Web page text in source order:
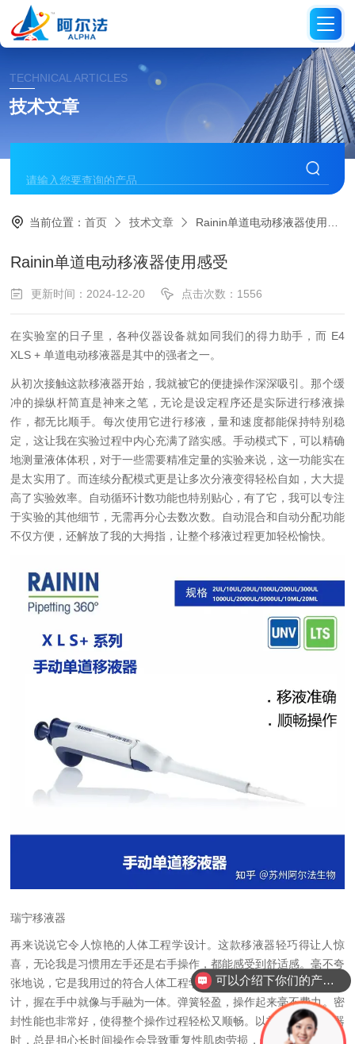
TECHNICAL ARTICLES
技术文章
当前位置：首页 技术文章 Rainin单道电动移液器使用感受
Rainin单道电动移液器使用感受
更新时间：2024-12-20 点击次数：1556
在实验室的日子里，各种仪器设备就如同我们的得力助手，而 E4
XLS + 单道电动移液器是其中的强者之一。
从初次接触这款移液器开始，我就被它的便捷操作深深吸引。那个缓
冲的操纵杆简直是神来之笔，无论是设定程序还是实际进行移液操
作，都无比顺手。每次使用它进行移液，量和速度都能保持特别稳
定，这让我在实验过程中内心充满了踏实感。手动模式下，可以精确
地测量液体体积，对于一些需要精准定量的实验来说，这一功能实在
是太实用了。而连续分配模式更是让多次分液变得轻松自如，大大提
高了实验效率。自动循环计数功能也特别贴心，有了它，我可以专注
于实验的其他细节，无需再分心去数次数。自动混合和自动分配功能
不仅方便，还解放了我的大拇指，让整个移液过程更加轻松愉快。
瑞宁移液器
再来说说它令人惊艳的人体工程学设计。这款移液器轻巧得让人惊
喜，无论我是习惯用左手还是右手操作，都能感受到舒适感。毫不夸
张地说，它是我用过的符合人体工程学的移液器之一。舒适的手柄设
计，握在手中就像与手融为一体。弹簧轻盈，操作起来毫不费力。密
封性能也非常好，使得整个操作过程轻松又顺畅。以前用其他移液器
时，总是担心长时间操作会导致重复性肌肉劳损，但使用 E4 XLS +
可以介绍下你们的产品么？
你们是怎么收费的呢？